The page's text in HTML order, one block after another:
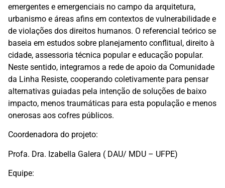
emergentes e emergenciais no campo da arquitetura,
urbanismo e áreas afins em contextos de vulnerabilidade e
de violações dos direitos humanos. O referencial teórico se
baseia em estudos sobre planejamento conflitual, direito à
cidade, assessoria técnica popular e educação popular.
Neste sentido, integramos a rede de apoio da Comunidade
da Linha Resiste, cooperando coletivamente para pensar
alternativas guiadas pela intenção de soluções de baixo
impacto, menos traumáticas para esta população e menos
onerosas aos cofres públicos.
Coordenadora do projeto:
Profa. Dra. Izabella Galera ( DAU/ MDU – UFPE)
Equipe: